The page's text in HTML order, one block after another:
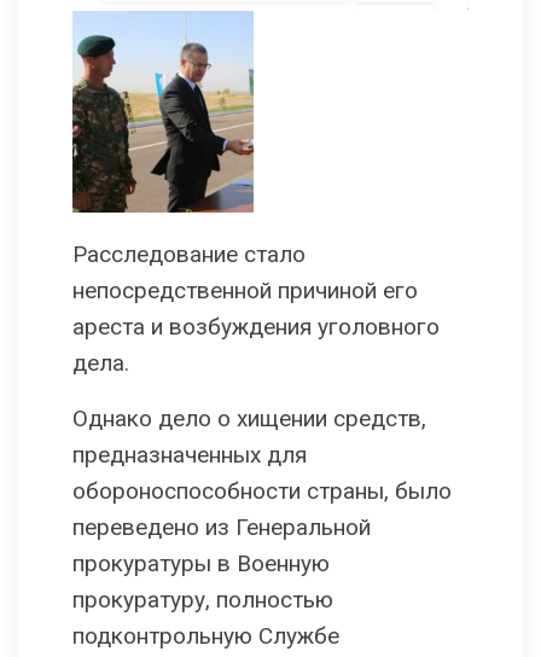
Расследование стало
непосредственной причиной его
ареста и возбуждения уголовного
дела.
Однако дело о хищении средств,
предназначенных для
обороноспособности страны, было
переведено из Генеральной
прокуратуры в Военную
прокуратуру, полностью
подконтрольную Службе